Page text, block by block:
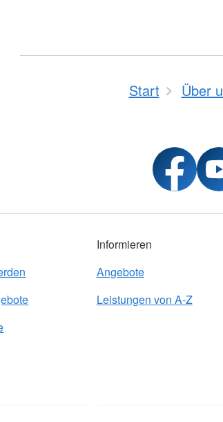
Start Über
Informieren
Angebote
Leistungen von A-Z